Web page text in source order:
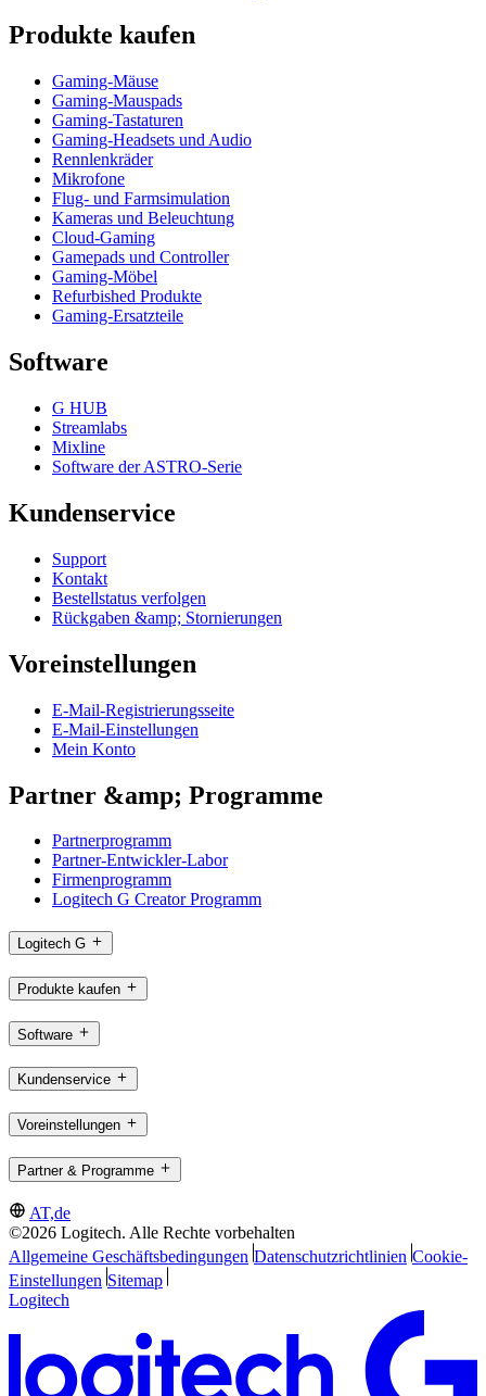
Produkte kaufen
Gaming-Mäuse
Gaming-Mauspads
Gaming-Tastaturen
Gaming-Headsets und Audio
Rennlenkräder
Mikrofone
Flug- und Farmsimulation
Kameras und Beleuchtung
Cloud-Gaming
Gamepads und Controller
Gaming-Möbel
Refurbished Produkte
Gaming-Ersatzteile
Software
G HUB
Streamlabs
Mixline
Software der ASTRO-Serie
Kundenservice
Support
Kontakt
Bestellstatus verfolgen
Rückgaben &amp; Stornierungen
Voreinstellungen
E-Mail-Registrierungsseite
E-Mail-Einstellungen
Mein Konto
Partner &amp; Programme
Partnerprogramm
Partner-Entwickler-Labor
Firmenprogramm
Logitech G Creator Programm
Logitech G
Produkte kaufen
Software
Kundenservice
Voreinstellungen
Partner & Programme
AT,de
©2026 Logitech. Alle Rechte vorbehalten
Allgemeine Geschäftsbedingungen Datenschutzrichtlinien Cookie-
Einstellungen Sitemap
Logitech